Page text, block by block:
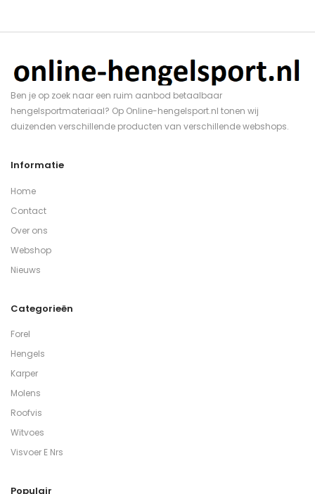
Ben je op zoek naar een ruim aanbod betaalbaar
hengelsportmateriaal? Op Online-hengelsport.nl tonen wij
duizenden verschillende producten van verschillende webshops.
Informatie
Home
Contact
Over ons
Webshop
Nieuws
Categorieën
Forel
Hengels
Karper
Molens
Roofvis
Witvoes
Visvoer E Nrs
Populair